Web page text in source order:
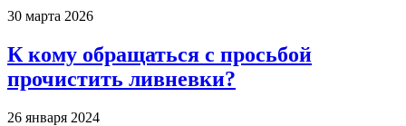
30 марта 2026
К кому обращаться с просьбой
прочистить ливневки?
26 января 2024